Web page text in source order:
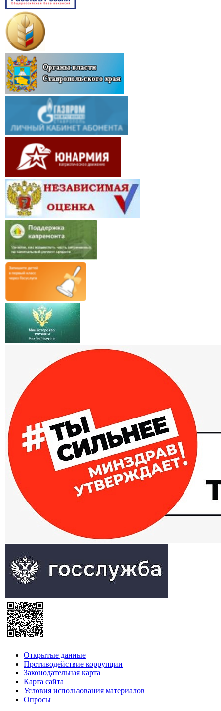
Открытые данные
Противодействие коррупции
Законодательная карта
Карта сайта
Условия использования материалов
Опросы